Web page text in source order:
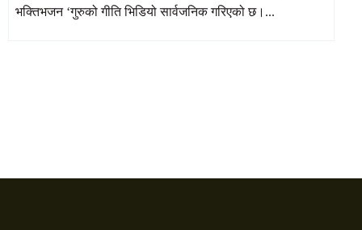
भक्तिभजन ‘गुरुको गीति भिडियो सार्वजनिक गरिएको छ।...